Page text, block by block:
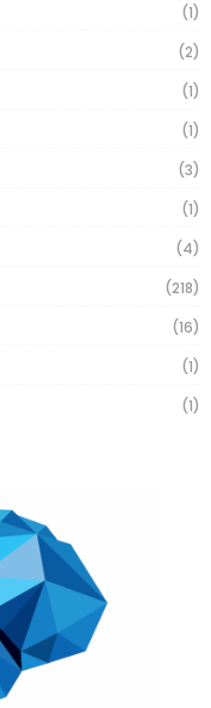
(1)
(2)
(1)
(1)
(3)
(1)
(4)
(218)
(16)
(1)
(1)